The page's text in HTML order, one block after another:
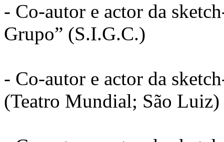
- Co-autor e actor da
Grupo” (S.I.G.C.)
- Co-autor e actor da
(Teatro Mundial; São Luiz)